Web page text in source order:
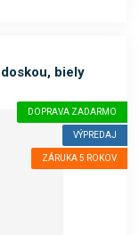
biely
DOPRAVA ZADARMO
VÝPREDAJ
ZÁRUKA 5 ROKOV